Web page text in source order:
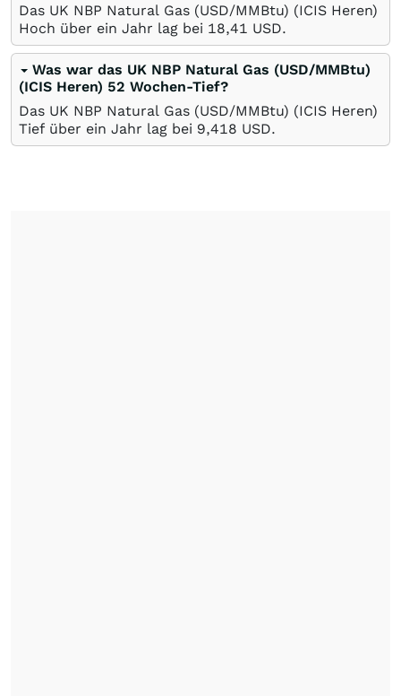
Das UK NBP Natural Gas (USD/MMBtu) (ICIS Heren)
Hoch über ein Jahr lag bei 18,41 USD.
Was war das UK NBP Natural Gas (USD/MMBtu)
(ICIS Heren) 52 Wochen-Tief?
Das UK NBP Natural Gas (USD/MMBtu) (ICIS Heren)
Tief über ein Jahr lag bei 9,418 USD.